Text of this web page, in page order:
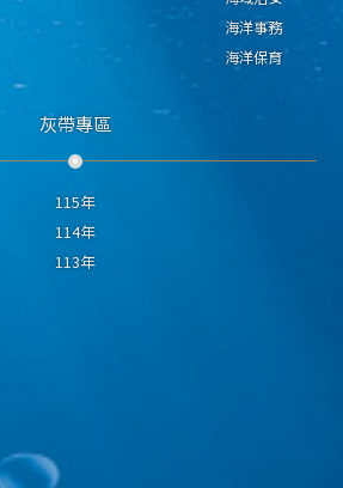
海洋事務
海洋保育
灰帶專區
115年
114年
113年